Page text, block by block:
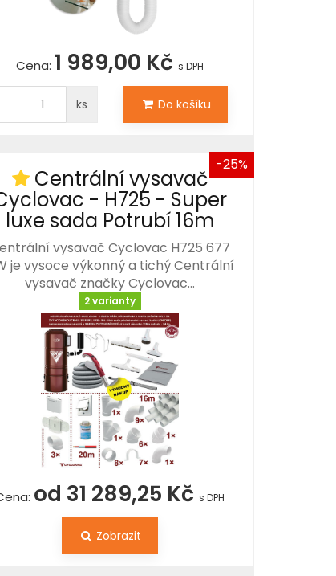
Cena: 1 989,00 Kč s DPH
ks Do košíku
-25%
Centrální vysavač
- H725 - Super
luxe sada Potrubí 16m
vysavač Cyclovac H725 677
je vysoce výkonný a tichý Centrální
vysavač značky Cyclovac…
2 varianty
od 31 289,25 Kč s DPH
Zobrazit